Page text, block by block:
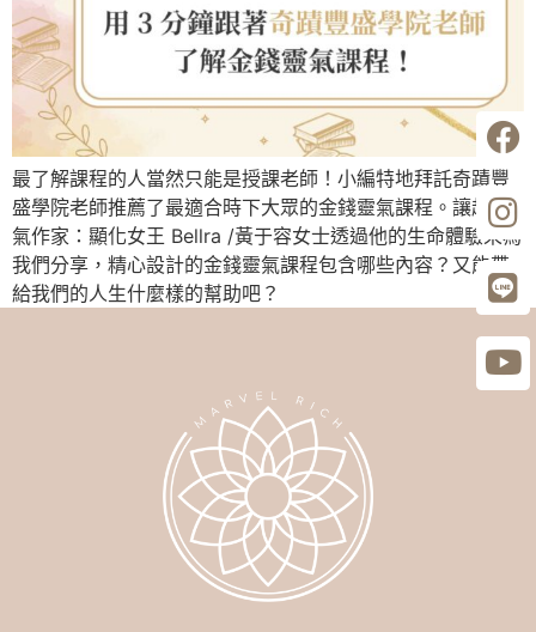
最了解課程的人當然只能是授課老師！小編特地拜託奇蹟豐
盛學院老師推薦了最適合時下大眾的金錢靈氣課程。讓超人
氣作家：顯化女王 Bellra /黃于容女士透過他的生命體驗來為
我們分享，精心設計的金錢靈氣課程包含哪些內容？又能帶
給我們的人生什麼樣的幫助吧？